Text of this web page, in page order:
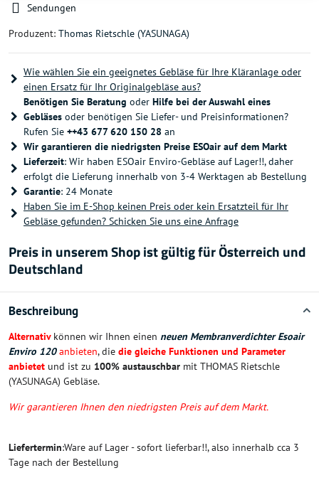
Sendungen
Produzent: Thomas Rietschle (YASUNAGA)
Wie wählen Sie ein geeignetes Gebläse für Ihre Kläranlage oder
einen Ersatz für Ihr Originalgebläse aus?
Benötigen Sie Beratung oder Hilfe bei der Auswahl eines
Gebläses oder benötigen Sie Liefer- und Preisinformationen?
Rufen Sie ++43 677 620 150 28 an
Wir garantieren die niedrigsten Preise ESOair auf dem Markt
Lieferzeit: Wir haben ESOair Enviro-Gebläse auf Lager!!, daher
erfolgt die Lieferung innerhalb von 3-4 Werktagen ab Bestellung
Garantie: 24 Monate
Haben Sie im E-Shop keinen Preis oder kein Ersatzteil für Ihr
Gebläse gefunden? Schicken Sie uns eine Anfrage
Preis in unserem Shop ist gültig für Österreich und
Deutschland
Beschreibung
Alternativ können wir Ihnen einen neuen Membranverdichter Esoair
Enviro 120 anbieten, die die gleiche Funktionen und Parameter
anbietet und ist zu 100% austauschbar mit THOMAS Rietschle
(YASUNAGA) Gebläse.
Wir garantieren Ihnen den niedrigsten Preis auf dem Markt.
Liefertermin:Ware auf Lager - sofort lieferbar!!, also innerhalb cca 3
Tage nach der Bestellung